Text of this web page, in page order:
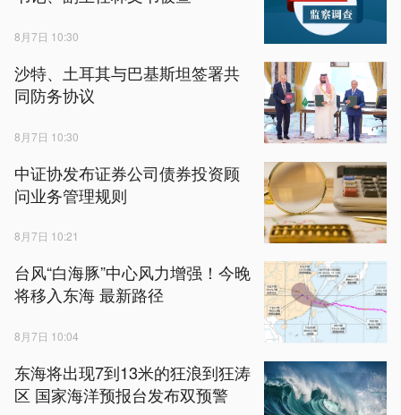
8月7日 10:30
沙特、土耳其与巴基斯坦签署共
同防务协议
8月7日 10:30
中证协发布证券公司债券投资顾
问业务管理规则
8月7日 10:21
台风“白海豚”中心风力增强！今晚
将移入东海 最新路径
8月7日 10:04
东海将出现7到13米的狂浪到狂涛
区 国家海洋预报台发布双预警